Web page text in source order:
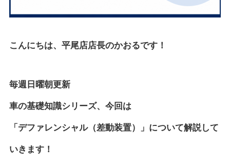
こんにちは、平尾店店長のかおるです！
毎週日曜朝更新
車の基礎知識シリーズ、今回は
「デファレンシャル（差動装置）」について解説して
いきます！